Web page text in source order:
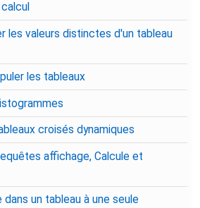
les valeurs distinctes d'un tableau
les tableaux
croisés dynamiques
affichage, Calcule et
dans un tableau à une seule